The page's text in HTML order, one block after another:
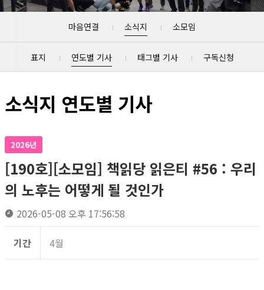
마음연결 소식지 소모임
표지 연도별 기사 태그별 기사 구독신청
소식지 연도별 기사
2026년
[190호][소모임] 책읽당 읽은티 #56 : 우리
의 노후는 어떻게 될 것인가
2026-05-08 오후 17:56:58
기간 4월